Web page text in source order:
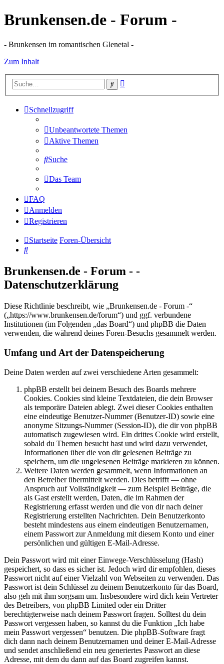
Brunkensen.de - Forum -
- Brunkensen im romantischen Glenetal -
Zum Inhalt
Suche
Schnellzugriff
Unbeantwortete Themen
Aktive Themen
Suche
Das Team
FAQ
Anmelden
Registrieren
Startseite Foren-Übersicht
Suche
Brunkensen.de - Forum - -
Datenschutzerklärung
Diese Richtlinie beschreibt, wie „Brunkensen.de - Forum -“
(„https://www.brunkensen.de/forum“) und ggf. verbundene
Institutionen (im Folgenden „das Board“) und phpBB die Daten
verwenden, die während deines Foren-Besuchs gesammelt werden.
Umfang und Art der Datenspeicherung
Deine Daten werden auf zwei verschiedene Arten gesammelt:
phpBB erstellt bei deinem Besuch des Boards mehrere
Cookies. Cookies sind kleine Textdateien, die dein Browser
als temporäre Dateien ablegt. Zwei dieser Cookies enthalten
eine eindeutige Benutzer-Nummer (Benutzer-ID) sowie eine
anonyme Sitzungs-Nummer (Session-ID), die dir von phpBB
automatisch zugewiesen wird. Ein drittes Cookie wird erstellt,
sobald du Themen besucht hast und wird dazu verwendet,
Informationen über die von dir gelesenen Beiträge zu
speichern, um die ungelesenen Beiträge markieren zu können.
Weitere Daten werden gesammelt, wenn Informationen an
den Betreiber übermittelt werden. Dies betrifft — ohne
Anspruch auf Vollständigkeit — zum Beispiel Beiträge, die
als Gast erstellt werden, Daten, die im Rahmen der
Registrierung erfasst werden und die von dir nach deiner
Registrierung erstellten Nachrichten. Dein Benutzerkonto
besteht mindestens aus einem eindeutigen Benutzernamen,
einem Passwort zur Anmeldung mit diesem Konto und einer
persönlichen und gültigen E-Mail-Adresse.
Dein Passwort wird mit einer Einwege-Verschlüsselung (Hash)
gespeichert, so dass es sicher ist. Jedoch wird dir empfohlen, dieses
Passwort nicht auf einer Vielzahl von Webseiten zu verwenden. Das
Passwort ist dein Schlüssel zu deinem Benutzerkonto für das Board,
also geh mit ihm sorgsam um. Insbesondere wird dich kein Vertreter
des Betreibers, von phpBB Limited oder ein Dritter
berechtigterweise nach deinem Passwort fragen. Solltest du dein
Passwort vergessen haben, so kannst du die Funktion „Ich habe
mein Passwort vergessen“ benutzen. Die phpBB-Software fragt
dich dann nach deinem Benutzernamen und deiner E-Mail-Adresse
und sendet anschließend ein neu generiertes Passwort an diese
Adresse, mit dem du dann auf das Board zugreifen kannst.